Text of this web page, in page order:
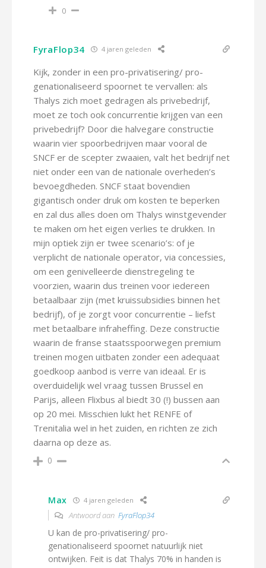
0
FyraFlop34 4 jaren geleden
Kijk, zonder in een pro-privatisering/ pro-
genationaliseerd spoornet te vervallen: als
Thalys zich moet gedragen als privebedrijf,
moet ze toch ook concurrentie krijgen van een
privebedrijf? Door die halvegare constructie
waarin vier spoorbedrijven maar vooral de
SNCF er de scepter zwaaien, valt het bedrijf net
niet onder een van de nationale overheden’s
bevoegdheden. SNCF staat bovendien
gigantisch onder druk om kosten te beperken
en zal dus alles doen om Thalys winstgevender
te maken om het eigen verlies te drukken. In
mijn optiek zijn er twee scenario’s: of je
verplicht de nationale operator, via concessies,
om een genivelleerde dienstregeling te
voorzien, waarin dus treinen voor iedereen
betaalbaar zijn (met kruissubsidies binnen het
bedrijf), of je zorgt voor concurrentie – liefst
met betaalbare infraheffing. Deze constructie
waarin de franse staatsspoorwegen premium
treinen mogen uitbaten zonder een adequaat
goedkoop aanbod is verre van ideaal. Er is
overduidelijk wel vraag tussen Brussel en
Parijs, alleen Flixbus al biedt 30 (!) bussen aan
op 20 mei. Misschien lukt het RENFE of
Trenitalia wel in het zuiden, en richten ze zich
daarna op deze as.
0
Max 4 jaren geleden
Antwoord aan FyraFlop34
U kan de pro-privatisering/ pro-
genationaliseerd spoornet natuurlijk niet
ontwijken. Feit is dat Thalys 70% in handen is